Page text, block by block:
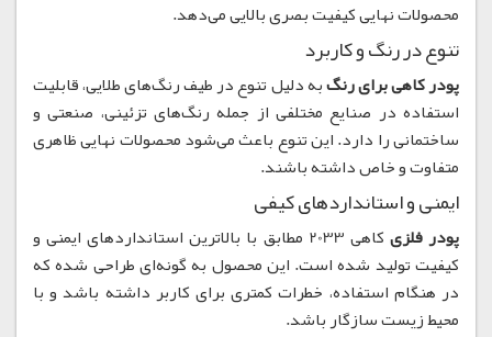
محصولات نهایی کیفیت بصری بالایی می‌دهد.
تنوع در رنگ و کاربرد
پودر کاهی برای رنگبه دلیل تنوع در طیف رنگ‌های طلایی، قابلیت
استفاده در صنایع مختلفی از جمله رنگ‌های تزئینی، صنعتی و
ساختمانی را دارد. این تنوع باعث می‌شود محصولات نهایی ظاهری
متفاوت و خاص داشته باشند.
ایمنی و استانداردهای کیفی
پودر فلزی
کاهی 2033 مطابق با بالاترین استانداردهای ایمنی و
کیفیت تولید شده است. این محصول به گونه‌ای طراحی شده که
در هنگام استفاده، خطرات کمتری برای کاربر داشته باشد و با
محیط زیست سازگار باشد.